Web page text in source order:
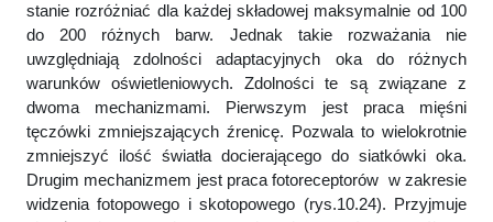
stanie rozróżniać dla każdej składowej maksymalnie od 100
do 200 różnych barw. Jednak takie rozważania nie
uwzględniają zdolności adaptacyjnych oka do różnych
warunków oświetleniowych. Zdolności te są związane z
dwoma mechanizmami. Pierwszym jest praca mięśni
tęczówki zmniejszających źrenicę. Pozwala to wielokrotnie
zmniejszyć ilość światła docierającego do siatkówki oka.
Drugim mechanizmem jest praca fotoreceptorów w zakresie
widzenia fotopowego i skotopowego (rys.10.24). Przyjmuje